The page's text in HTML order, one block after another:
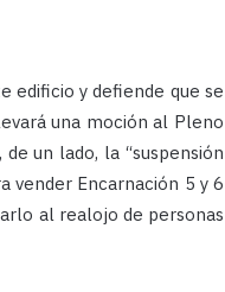
edificio y defiende que se
una moción al Pleno
un lado, la “suspensión
vender Encarnación 5 y 6
al realojo de personas